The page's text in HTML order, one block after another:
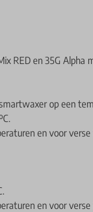
RED en 35G Alpha
op een
en voor
en voor